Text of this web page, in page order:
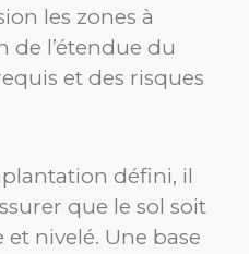
les zones à
l’étendue du
et des risques
défini, il
que le sol soit
nivelé. Une base